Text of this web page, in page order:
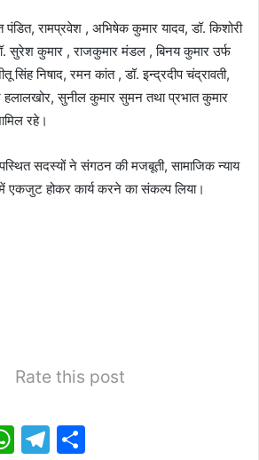
रामप्रवेश , अभिषेक कुमार यादव, डॉ. किशोरी
सुरेश कुमार , राजकुमार मंडल , बिनय कुमार उर्फ
निषाद, रमन कांत , डॉ. इन्द्रदीप चंद्रावती,
हलालखोर, सुनील कुमार सुमन तथा प्रभात कुमार
रहे।
सदस्यों ने संगठन की मजबूती, सामाजिक न्याय
एकजुट होकर कार्य करने का संकल्प लिया।
Rate this post
W T